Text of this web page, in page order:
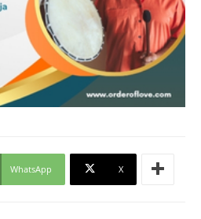
WhatsApp X